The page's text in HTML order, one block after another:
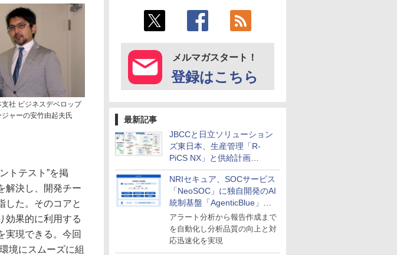
メルマガスタート！
登録はこちら
最新記事
JBCCと日立ソリューション
ズ東日本、生産管理「R-
PiCS NX」と供給計画
「scSQUARE ISP」の連携サ
ービスを提供開始
NRIセキュア、SOCサービス
「NeoSOC」に独自開発のAI
統制基盤「AgenticBlue」を
導入
アラート分析から報告作成まで
を自動化し分析品質の向上と対
応迅速化を実現
社 ビジネスデベロップ
ジャーの安竹由起夫氏
トテスト”を掲
解決し、開発チー
した。そのコアと
効果的に利用する
実現できる。今回
境にスムーズに組